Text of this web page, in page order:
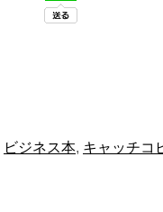
ビジネス本, キャッチコ